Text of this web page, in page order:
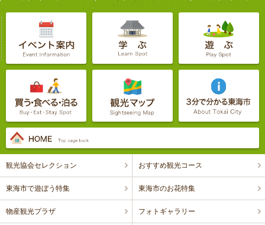
観光協会セレクション おすすめ観光コース
東海市で遊ぼう特集 東海市のお花特集
物産観光プラザ フォトギャラリー